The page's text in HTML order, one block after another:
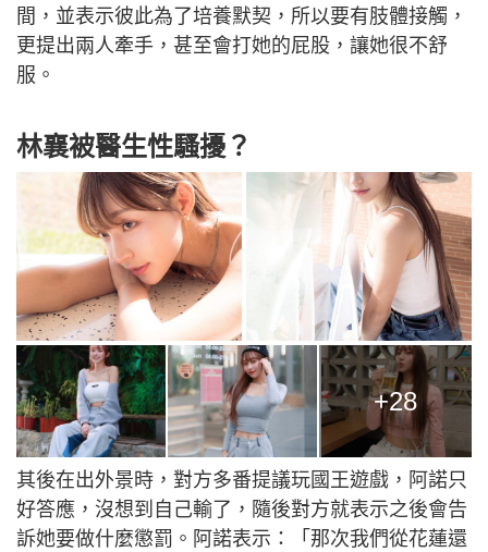
間，並表示彼此為了培養默契，所以要有肢體接觸，
更提出兩人牽手，甚至會打她的屁股，讓她很不舒
服。
林襄被醫生性騷擾？
+28
其後在出外景時，對方多番提議玩國王遊戲，阿諾只
好答應，沒想到自己輸了，隨後對方就表示之後會告
訴她要做什麼懲罰。阿諾表示：「那次我們從花蓮還